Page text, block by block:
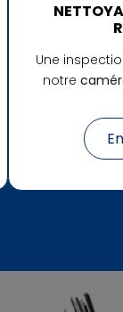
Une
notre